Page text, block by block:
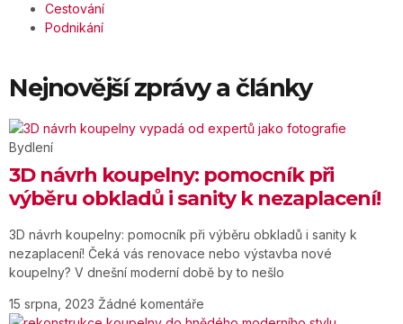
Cestování
Podnikání
Nejnovější zprávy a články
Bydlení
3D návrh koupelny: pomocník při
výběru obkladů i sanity k nezaplacení!
3D návrh koupelny: pomocník při výběru obkladů i sanity k
nezaplacení! Čeká vás renovace nebo výstavba nové
koupelny? V dnešní moderní době by to nešlo
15 srpna, 2023 Žádné komentáře